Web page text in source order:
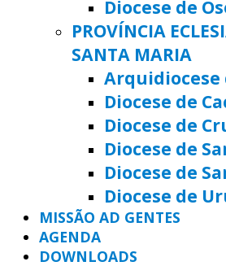
Diocese de
PROVÍNCIA
SANTA MARIA
Arquidiocese
Diocese de
Diocese de
Diocese de
Diocese de
Diocese de
MISSÃO AD GENTES
AGENDA
DOWNLOADS